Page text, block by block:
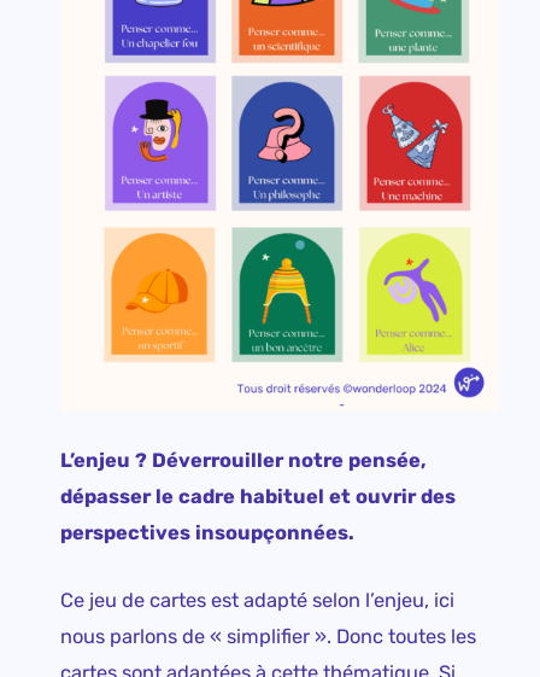
L’enjeu ? Déverrouiller notre pensée,
dépasser le cadre habituel et ouvrir des
perspectives insoupçonnées.
Ce jeu de cartes est adapté selon l’enjeu, ici
nous parlons de « simplifier ». Donc toutes les